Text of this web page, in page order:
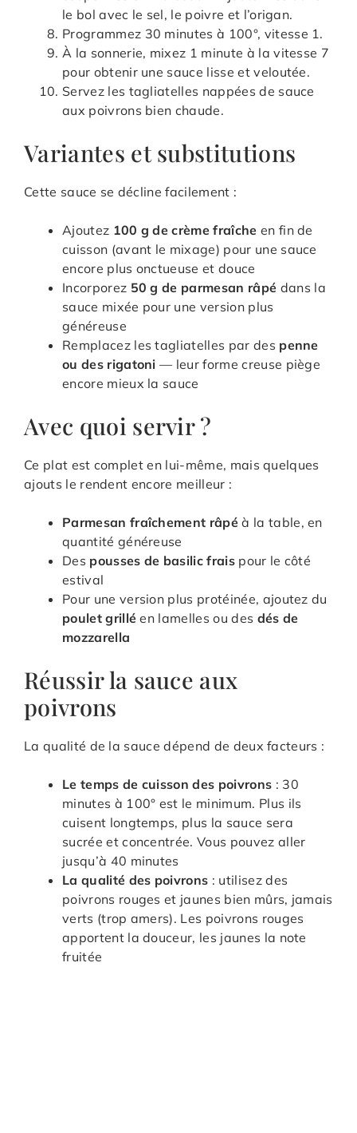
le bol avec le sel, le poivre et l’origan.
Programmez 30 minutes à 100°, vitesse 1.
À la sonnerie, mixez 1 minute à la vitesse 7
pour obtenir une sauce lisse et veloutée.
Servez les tagliatelles nappées de sauce
aux poivrons bien chaude.
Variantes et substitutions
Cette sauce se décline facilement :
Ajoutez 100 g de crème fraîche en fin de
cuisson (avant le mixage) pour une sauce
encore plus onctueuse et douce
Incorporez 50 g de parmesan râpé dans la
sauce mixée pour une version plus
généreuse
Remplacez les tagliatelles par des penne
ou des rigatoni — leur forme creuse piège
encore mieux la sauce
Avec quoi servir ?
Ce plat est complet en lui-même, mais quelques
ajouts le rendent encore meilleur :
Parmesan fraîchement râpé à la table, en
quantité généreuse
Des pousses de basilic fraispour le côté
estival
Pour une version plus protéinée, ajoutez du
poulet grillé en lamelles ou des dés de
mozzarella
Réussir la sauce aux
poivrons
La qualité de la sauce dépend de deux facteurs :
Le temps de cuisson des poivrons : 30
minutes à 100° est le minimum. Plus ils
cuisent longtemps, plus la sauce sera
sucrée et concentrée. Vous pouvez aller
jusqu’à 40 minutes
La qualité des poivrons : utilisez des
poivrons rouges et jaunes bien mûrs, jamais
verts (trop amers). Les poivrons rouges
apportent la douceur, les jaunes la note
fruitée